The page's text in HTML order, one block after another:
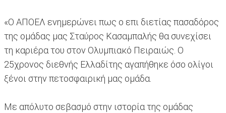
«Ο ΑΠΟΕΛ ενημερώνει πως ο επι διετίας πασαδόρος
της ομάδας μας Σταύρος Κασαμπαλής θα συνεχίσει
τη καριέρα του στον Ολυμπιακό Πειραιώς. Ο
25χρονος διεθνής Ελλαδίτης αγαπήθηκε όσο ολίγοι
ξένοι στην πετοσφαιρική μας ομάδα.
Με απόλυτο σεβασμό στην ιστορία της ομάδας